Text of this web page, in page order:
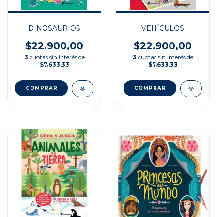
DINOSAURIOS
$22.900,00
3 cuotas sin interés de
$7.633,33
VEHÍCULOS
$22.900,00
3 cuotas sin interés de
$7.633,33